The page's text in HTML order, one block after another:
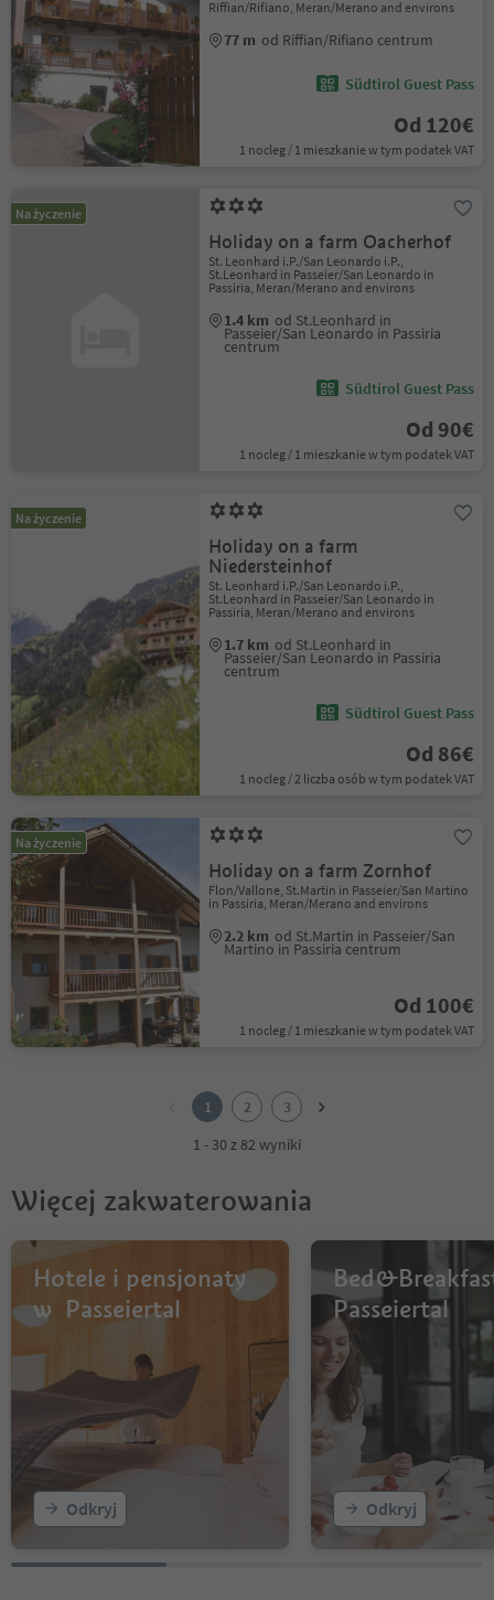
Riffian/Rifiano, Meran/Merano and environs
77 m od Riffian/Rifiano centrum
Südtirol Guest Pass
Od 120€
1 nocleg / 1 mieszkanie w tym podatek VAT
Na życzenie
Holiday on a farm Oacherhof
St. Leonhard i.P./San Leonardo i.P.,
St.Leonhard in Passeier/San Leonardo in
Passiria, Meran/Merano and environs
1.4 km od St.Leonhard in
Passeier/San Leonardo in Passiria
centrum
Südtirol Guest Pass
Od 90€
1 nocleg / 1 mieszkanie w tym podatek VAT
Na życzenie
Holiday on a farm
Niedersteinhof
St. Leonhard i.P./San Leonardo i.P.,
St.Leonhard in Passeier/San Leonardo in
Passiria, Meran/Merano and environs
1.7 km od St.Leonhard in
Passeier/San Leonardo in Passiria
centrum
Südtirol Guest Pass
Od 86€
1 nocleg / 2 liczba osób w tym podatek VAT
Na życzenie
Holiday on a farm Zornhof
Flon/Vallone, St.Martin in Passeier/San Martino
in Passiria, Meran/Merano and environs
2.2 km od St.Martin in Passeier/San
Martino in Passiria centrum
Od 100€
1 nocleg / 1 mieszkanie w tym podatek VAT
1 2
3
1 - 30 z 82 wyniki
Więcej zakwaterowania
Hotele i pensjonaty
w Passeiertal
Odkryj
Passeiertal
Odkryj